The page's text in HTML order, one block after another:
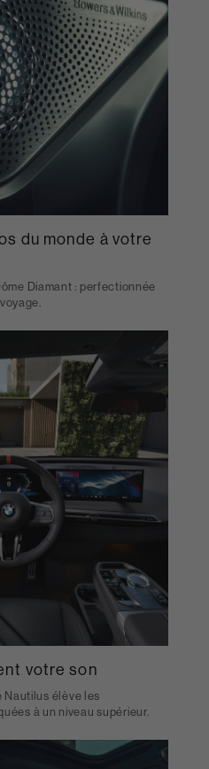
du monde à votre
Diamant : perfectionnée
votre son
élève les
à un niveau supérieur.